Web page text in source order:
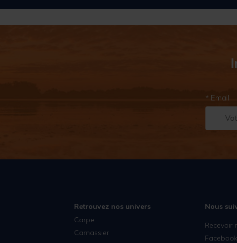
* Email
Retrouvez nos univers
Carpe
Carnassier
Nous
Recevoir
Facebook